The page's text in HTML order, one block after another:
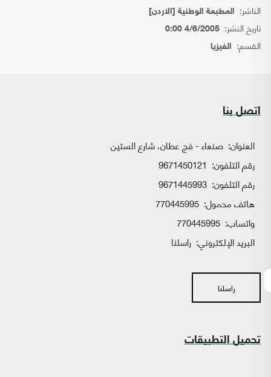
الناشر: المطبعة الوطنية [الاردن]
تاريخ النشر: 4/6/2005 0:00
القسم: الفيزيا
اتصل بنا
العنوان: صنعاء - فج عطان، شارع الستين
رقم التلفون: 9671450121
رقم التلفون: 9671445993
هاتف محمول: 770445995
واتساب:
البريد الإلكتروني: راسلنا
راسلنا
تحميل التطبيقات